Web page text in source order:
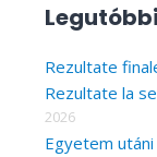
c
h
f
Rezultate
Rezultate la
2026
Egyetem